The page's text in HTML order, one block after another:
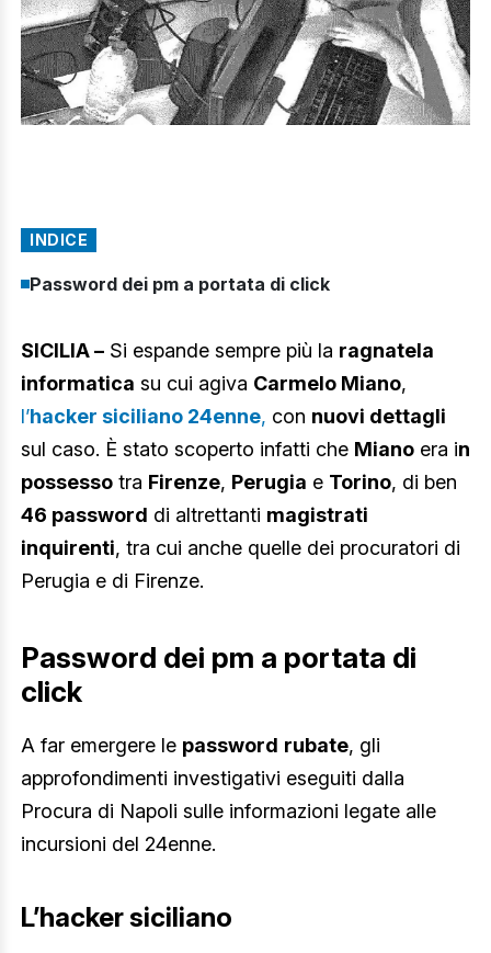
INDICE
Password dei pm a portata di click
SICILIA – Si espande sempre più la ragnatela
informatica su cui agiva Carmelo Miano,
l’hacker siciliano 24enne, con nuovi dettagli
sul caso. È stato scoperto infatti che Miano era in
possesso tra Firenze, Perugia e Torino, di ben
46 password di altrettanti magistrati
inquirenti, tra cui anche quelle dei procuratori di
Perugia e di Firenze.
Password dei pm a portata di
click
A far emergere le password rubate, gli
approfondimenti investigativi eseguiti dalla
Procura di Napoli sulle informazioni legate alle
incursioni del 24enne.
L’hacker siciliano